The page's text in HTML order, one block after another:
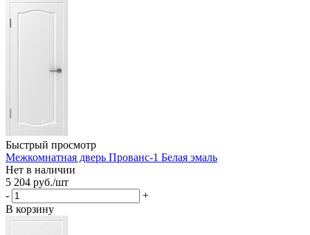
Быстрый просмотр
Межкомнатная дверь Прованс-1 Белая эмаль
Нет в наличии
5 204 руб./шт
-
+
В корзину